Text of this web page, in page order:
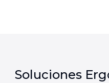
Soluciones